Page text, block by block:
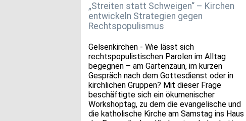
„Streiten statt Schweigen“ – Kirchen
entwickeln Strategien gegen
Rechtspopulismus
Gelsenkirchen - Wie lässt sich
rechtspopulistischen Parolen im Alltag
begegnen – am Gartenzaun, im kurzen
Gespräch nach dem Gottesdienst oder in
kirchlichen Gruppen? Mit dieser Frage
beschäftigte sich ein ökumenischer
Workshoptag, zu dem die evangelische und
die katholische Kirche am Samstag ins Haus